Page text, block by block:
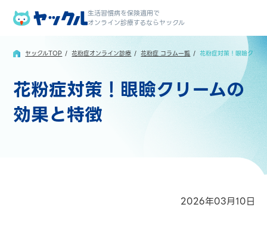
生活習慣病を保険適用で
オンライン診療するならヤックル
ヤックルTOP 花粉症オンライン診療 花粉症 コラム一覧 花粉症対策！眼瞼クリ
花粉症対策！眼瞼クリームの
効果と特徴
2026年03月10日